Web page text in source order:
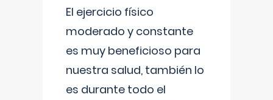
El ejercicio físico
moderado y constante
es muy beneficioso para
nuestra salud, también lo
es durante todo el